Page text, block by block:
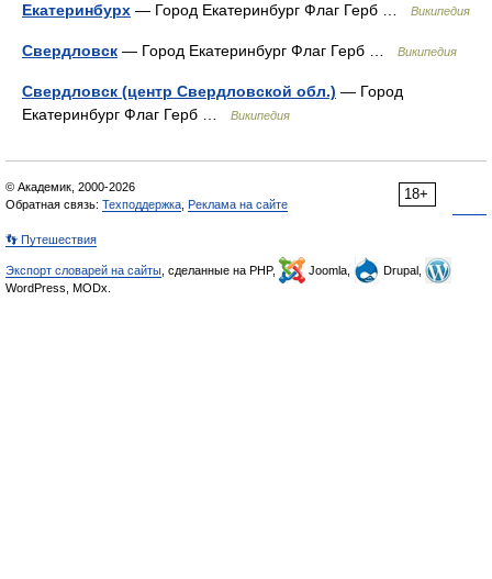
Екатеринбурх — Город Екатеринбург Флаг Герб … Википедия
Свердловск — Город Екатеринбург Флаг Герб … Википедия
Свердловск (центр Свердловской обл.) — Город
Екатеринбург Флаг Герб …
Википедия
18+
© Академик, 2000-2026
Обратная связь: Техподдержка Реклама на сайте
👣 Путешествия
Экспорт словарей на сайты , сделанные на PHP, Joomla,
Drupal,
WordPress, MODx.